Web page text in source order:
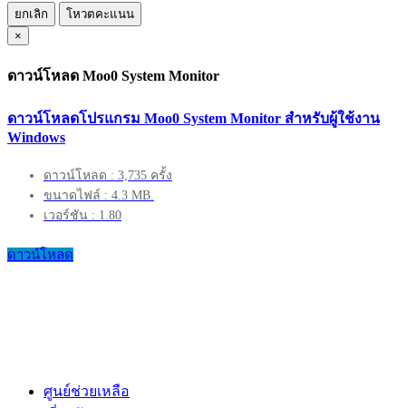
ยกเลิก
โหวตคะแนน
×
ดาวน์โหลด Moo0 System Monitor
ดาวน์โหลดโปรแกรม Moo0 System Monitor สำหรับผู้ใช้งาน
Windows
ดาวน์โหลด : 3,735 ครั้ง
ขนาดไฟล์ : 4.3 MB.
เวอร์ชัน : 1.80
ดาวน์โหลด
ศูนย์ช่วยเหลือ